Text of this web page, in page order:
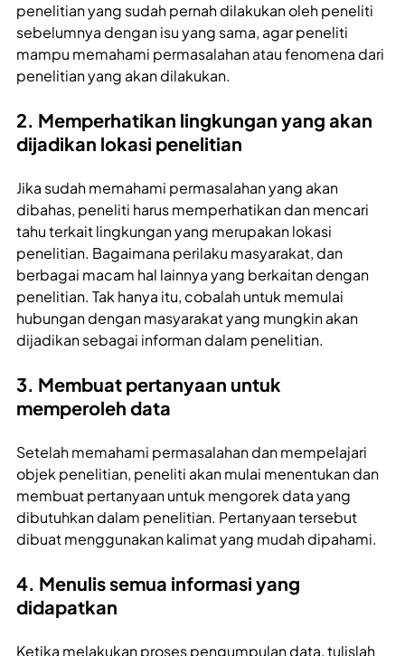
penelitian yang sudah pernah dilakukan oleh peneliti
sebelumnya dengan isu yang sama, agar peneliti
mampu memahami permasalahan atau fenomena dari
penelitian yang akan dilakukan.
2. Memperhatikan lingkungan yang akan
dijadikan lokasi penelitian
Jika sudah memahami permasalahan yang akan
dibahas, peneliti harus memperhatikan dan mencari
tahu terkait lingkungan yang merupakan lokasi
penelitian. Bagaimana perilaku masyarakat, dan
berbagai macam hal lainnya yang berkaitan dengan
penelitian. Tak hanya itu, cobalah untuk memulai
hubungan dengan masyarakat yang mungkin akan
dijadikan sebagai informan dalam penelitian.
3. Membuat pertanyaan untuk
memperoleh data
Setelah memahami permasalahan dan mempelajari
objek penelitian, peneliti akan mulai menentukan dan
membuat pertanyaan untuk mengorek data yang
dibutuhkan dalam penelitian. Pertanyaan tersebut
dibuat menggunakan kalimat yang mudah dipahami.
4. Menulis semua informasi yang
didapatkan
Ketika melakukan proses pengumpulan data, tulislah